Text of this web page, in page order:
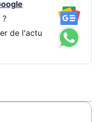
?
de l'actu